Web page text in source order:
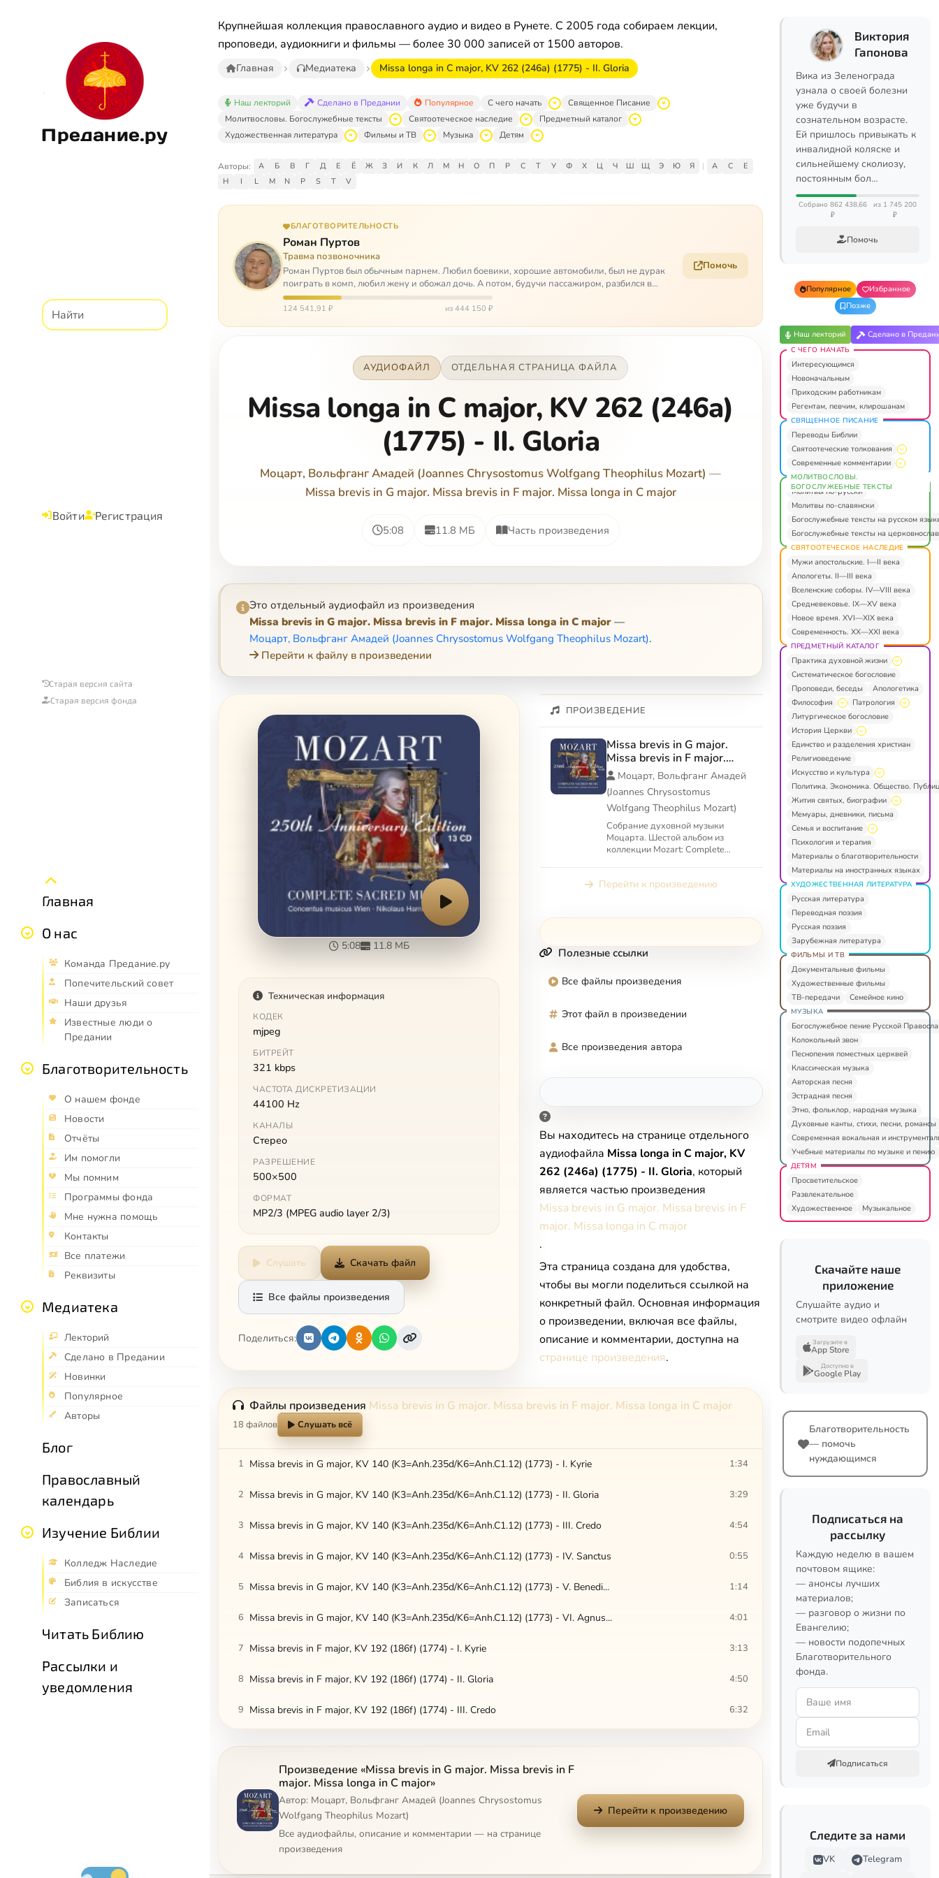
Предание.ру
Войти Регистрация
Старая версия сайта
Старая версия фонда
Главная
О нас
Команда Предание.ру
Попечительский совет
Наши друзья
Известные люди о
Предании
Благотворительность
О нашем фонде
Новости
Отчёты
Им помогли
Мы помним
Программы фонда
Мне нужна помощь
Контакты
Все платежи
Реквизиты
Медиатека
Лекторий
Сделано в Предании
Новинки
Популярное
Авторы
Блог
Православный
календарь
Изучение Библии
Колледж Наследие
Библия в искусстве
Записаться
Читать Библию
Рассылки и
уведомления
Крупнейшая коллекция православного аудио и видео в Рунете. С 2005 года собираем лекции,
проповеди, аудиокниги и фильмы — более 30 000 записей от 1500 авторов.
Главная Медиатека Missa longa in C major, KV 262 (246a) (1775) - II. Gloria
Наш лекторий Сделано в Предании Популярное С чего начать
Священное Писание
Молитвословы. Богослужебные тексты
Святоотеческое наследие
Предметный каталог
Художественная литература
Фильмы и ТВ Музыка Детям
Авторы: А Б В Г Д Е Ё Ж З И К Л М Н О П Р С Т У Ф Х Ц Ч Ш Щ Э Ю Я | A C
E
H
I L M N P S T V
БЛАГОТВОРИТЕЛЬНОСТЬ
Роман Пуртов
Травма позвоночника
Роман Пуртов был обычным парнем. Любил боевики, хорошие автомобили, был не дурак
поиграть в комп, любил жену и обожал дочь. А потом, будучи пассажиром, разбился в
автоаварии и тепе…
124 541,91 ₽ из 444 150 ₽
Помочь
АУДИОФАЙЛ ОТДЕЛЬНАЯ СТРАНИЦА ФАЙЛА
Missa longa in C major, KV 262 (246a)
(1775) - II. Gloria
Моцарт, Вольфганг Амадей (Joannes Chrysostomus Wolfgang Theophilus Mozart) —
Missa brevis in G major. Missa brevis in F major. Missa longa in C major
5:08 11.8 МБ Часть произведения
Это отдельный аудиофайл из произведения
Missa brevis in G major. Missa brevis in F major. Missa longa in C major —
Моцарт, Вольфганг Амадей (Joannes Chrysostomus Wolfgang Theophilus Mozart).
Перейти к файлу в произведении
5:08 11.8 МБ
Техническая информация
КОДЕК
mjpeg
БИТРЕЙТ
321 kbps
ЧАСТОТА ДИСКРЕТИЗАЦИИ
44100 Hz
КАНАЛЫ
Стерео
РАЗРЕШЕНИЕ
500×500
ФОРМАТ
MP2/3 (MPEG audio layer 2/3)
Слушать Скачать файл
Все файлы произведения
Поделиться:
ПРОИЗВЕДЕНИЕ
Missa brevis in G major.
Missa brevis in F major.
Missa longa in C major
Моцарт, Вольфганг Амадей
(Joannes Chrysostomus
Wolfgang Theophilus Mozart)
Собрание духовной музыки
Моцарта. Шестой альбом из
коллекции Mozart: Complete
Перейти к произведению
Полезные ссылки
Все файлы произведения
Этот файл в произведении
Все произведения автора
Вы находитесь на странице отдельного
аудиофайла Missa longa in C major, KV
262 (246a) (1775) - II. Gloria, который
является частью произведения
Missa brevis in G major. Missa brevis in F
major. Missa longa in C major
.
Эта страница создана для удобства,
чтобы вы могли поделиться ссылкой на
конкретный файл. Основная информация
о произведении, включая все файлы,
описание и комментарии, доступна на
странице произведения.
Файлы произведения Missa brevis in G major. Missa brevis in F major. Missa longa in C major
18 файлов Слушать всё
1 Missa brevis in G major, KV 140 (K3=Anh.235d/K6=Anh.C1.12) (1773) - I. Kyrie 1:34
2 Missa brevis in G major, KV 140 (K3=Anh.235d/K6=Anh.C1.12) (1773) - II. Gloria 3:29
3 Missa brevis in G major, KV 140 (K3=Anh.235d/K6=Anh.C1.12) (1773) - III. Credo 4:54
4 Missa brevis in G major, KV 140 (K3=Anh.235d/K6=Anh.C1.12) (1773) - IV. Sanctus 0:55
5 Missa brevis in G major, KV 140 (K3=Anh.235d/K6=Anh.C1.12) (1773) - V. Benedi... 1:14
6 Missa brevis in G major, KV 140 (K3=Anh.235d/K6=Anh.C1.12) (1773) - VI. Agnus... 4:01
7 Missa brevis in F major, KV 192 (186f) (1774) - I. Kyrie 3:13
8 Missa brevis in F major, KV 192 (186f) (1774) - II. Gloria 4:50
9 Missa brevis in F major, KV 192 (186f) (1774) - III. Credo 6:32
Missa brevis in F major, KV 192 (186f) (1774) - V. Benedictus
12 Missa brevis in F major, KV 192 (186f) (1774) - VI. Agnus Dei 3:51
13 Missa longa in C major, KV 262 (246a) (1775) - I. Kyrie
Произведение «Missa brevis in G major. Missa brevis in F
major. Missa longa in C major»
Автор: Моцарт, Вольфганг Амадей (Joannes Chrysostomus
Wolfgang Theophilus Mozart)
Все аудиофайлы, описание и комментарии — на странице
произведения
Перейти к произведению
Виктория
Гапонова
Вика из Зеленограда
узнала о своей болезни
уже будучи в
сознательном возрасте.
Ей пришлось привыкать к
инвалидной коляске и
сильнейшему сколиозу,
постоянным бол…
Собрано 862 438,66
₽
из 1 745 200
₽
Помочь
Популярное
Избранное
Позже
Наш лекторий Сделано в
С ЧЕГО НАЧАТЬ
Интересующимся
Новоначальным
Приходским работникам
Регентам, певчим, клирошанам
СВЯЩЕННОЕ ПИСАНИЕ
Переводы Библии
Святоотеческие толкования
Современные комментарии
МОЛИТВОСЛОВЫ.
БОГОСЛУЖЕБНЫЕ ТЕКСТЫ
Молитвы по-русски
Молитвы по-славянски
Богослужебные тексты на русском
Богослужебные тексты на
СВЯТООТЕЧЕСКОЕ НАСЛЕДИЕ
Мужи апостольские. I—II века
Апологеты. II—III века
Вселенские соборы. IV—VIII века
Средневековье. IX—XV века
Новое время. XVI—XIX века
Современность. XX—XXI века
ПРЕДМЕТНЫЙ КАТАЛОГ
Практика духовной жизни
Систематическое богословие
Проповеди, беседы
Апологетика
Философия
Патрология
Литургическое богословие
История Церкви
Единство и разделения христиан
Религиоведение
Искусство и культура
Политика. Экономика. Общество.
Жития святых, биографии
Мемуары, дневники, письма
Семья и воспитание
Психология и терапия
Материалы о благотворительности
Материалы на иностранных языках
ХУДОЖЕСТВЕННАЯ ЛИТЕРАТУРА
Русская литература
Переводная поэзия
Русская поэзия
Зарубежная литература
ФИЛЬМЫ И ТВ
Документальные фильмы
Художественные фильмы
ТВ-передачи
Семейное кино
МУЗЫКА
Богослужебное пение Русской
Колокольный звон
Песнопения поместных церквей
Классическая музыка
Авторская песня
Эстрадная песня
Этно, фольклор, народная музыка
Духовные канты, стихи, песни, романсы
Современная вокальная и
Учебные материалы по музыке и пению
ДЕТЯМ
Просветительское
Развлекательное
Художественное
Музыкальное
Скачайте наше
приложение
Слушайте аудио и
смотрите видео офлайн
Загрузите в
App Store
Доступно в
Google Play
Благотворительность
— помочь
нуждающимся
Подписаться на
рассылку
Каждую неделю в вашем
почтовом ящике:
— анонсы лучших
материалов;
— разговор о жизни по
Евангелию;
— новости подопечных
Благотворительного
фонда.
Подписаться
Следите за нами
VK
Telegram